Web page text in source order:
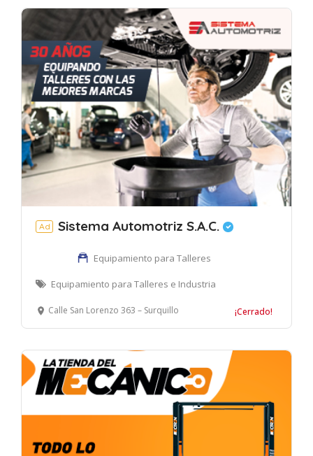
Ad Sistema Automotriz S.A.C.
Equipamiento para Talleres
Equipamiento para Talleres e Industria
Calle San Lorenzo 363 – Surquillo ¡Cerrado!